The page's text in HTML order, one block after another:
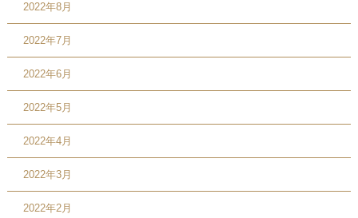
2022年8月
2022年7月
2022年6月
2022年5月
2022年4月
2022年3月
2022年2月